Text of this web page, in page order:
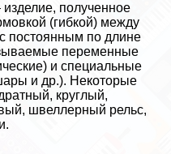
полученное
(гибкой) между
постоянным по длине
переменные
и специальные
и др.). Некоторые
круглый,
швеллерный рельс,